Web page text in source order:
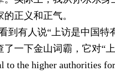
正义和正气。
到有人说“上访是中国特
了一下金山词霸，它对“
to the higher authorities